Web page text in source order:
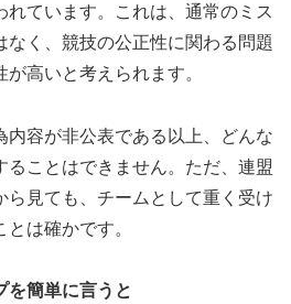
れています。これは、通常のミス
なく、競技の公正性に関わる問題
高いと考えられます。
内容が非公表である以上、どんな
ることはできません。ただ、連盟
ら見ても、チームとして重く受け
は確かです。
を簡単に言うと